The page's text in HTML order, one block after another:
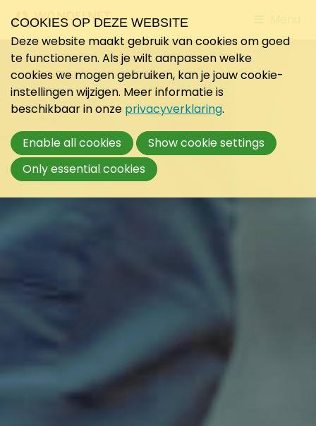
to
COOKIES OP DEZE WEBSITE
Deze website maakt gebruik van cookies om goed
te functioneren. Als je wilt aanpassen welke
cookies we mogen gebruiken, kan je jouw cookie-
instellingen wijzigen. Meer informatie is
beschikbaar in onze privacyverklaring.
Enable all cookies
Show cookie settings
Only essential cookies